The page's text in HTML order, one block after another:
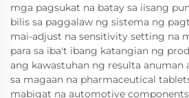
mga pagsukat na batay sa iisang
bilis sa paggalaw ng sistema ng
mai-adjust na sensitivity setting na
para sa iba't ibang katangian ng
ang kawastuhan ng resulta
sa magaan na pharmaceutical
mabigat na automotive